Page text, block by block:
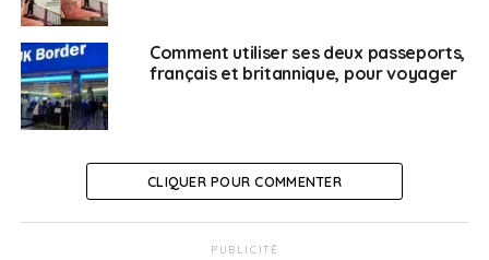
Les considérations relatives aux voyageurs
ayant un handicap ou un problème de santé
mentale sont
respectivement couvertes par 10 % et 11 % des
politiques de voyage ;
Les considérations pour les voyageurs LGBTQ
sont couvertes par seulement 9%.
Comme dans la précédente étude «Business Resilience
Comment utiliser ses deux passeports,
français et britannique, pour voyager
CLIQUER POUR COMMENTER
PUBLICITÉ